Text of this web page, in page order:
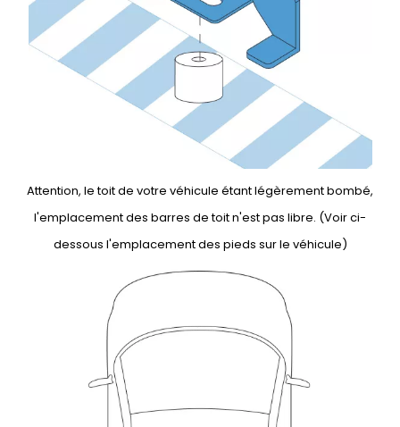
Attention, le toit de votre véhicule étant légèrement bombé,
l'emplacement des barres de toit n'est pas libre. (Voir ci-
dessous l'emplacement des pieds sur le véhicule)